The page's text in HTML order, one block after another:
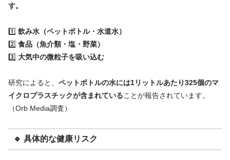
す。
1️⃣ 飲み水（ペットボトル・水道水）
2️⃣ 食品（魚介類・塩・野菜）
3️⃣ 大気中の微粒子を吸い込む
研究によると、 ペットボトルの水には1リットルあたり325個のマ
イクロプラスチックが含まれていることが報告されています。
（Orb Media調査）
🔹 具体的な健康リスク